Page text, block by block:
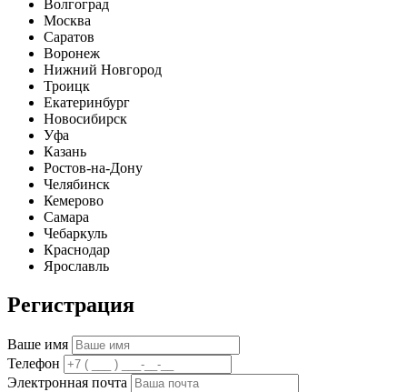
Волгоград
Москва
Саратов
Воронеж
Нижний Новгород
Троицк
Екатеринбург
Новосибирск
Уфа
Казань
Ростов-на-Дону
Челябинск
Кемерово
Самара
Чебаркуль
Краснодар
Ярославль
Регистрация
Ваше имя
Телефон
Электронная почта